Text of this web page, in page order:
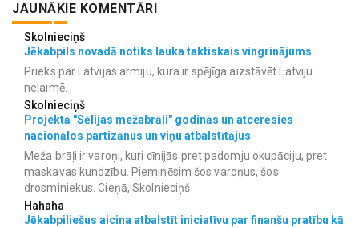
JAUNĀKIE KOMENTĀRI
Skolnieciņš
Jēkabpils novadā notiks lauka taktiskais vingrinājums
Prieks par Latvijas armiju, kura ir spējīga aizstāvēt Latviju
nelaimē.
Skolnieciņš
Projektā "Sēlijas mežabrāļi" godinās un atcerēsies
nacionālos partizānus un viņu atbalstītājus
Meža brāļi ir varoņi, kuri cīnijās pret padomju okupāciju, pret
maskavas kundzību. Pieminēsim šos varoņus, šos
drosminiekus. Cieņā, Skolnieciņš
Hahaha
Jēkabpiliešus aicina atbalstīt iniciatīvu par finanšu pratību kā